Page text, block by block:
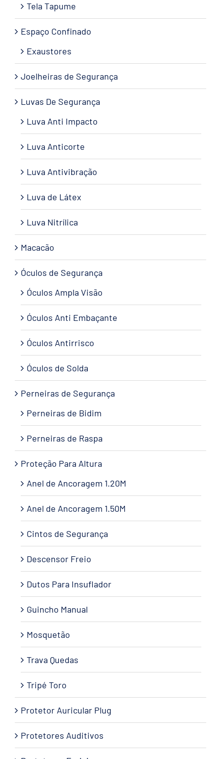
Tela Tapume
Espaço Confinado
Exaustores
Joelheiras de Segurança
Luvas De Segurança
Luva Anti Impacto
Luva Anticorte
Luva Antivibração
Luva de Látex
Luva Nitrílica
Macacão
Óculos de Segurança
Óculos Ampla Visão
Óculos Anti Embaçante
Óculos Antirrisco
Óculos de Solda
Perneiras de Segurança
Perneiras de Bidim
Perneiras de Raspa
Proteção Para Altura
Anel de Ancoragem 1.20M
Anel de Ancoragem 1.50M
Cintos de Segurança
Descensor Freio
Dutos Para Insuflador
Guincho Manual
Mosquetão
Trava Quedas
Tripé Toro
Protetor Auricular Plug
Protetores Auditivos